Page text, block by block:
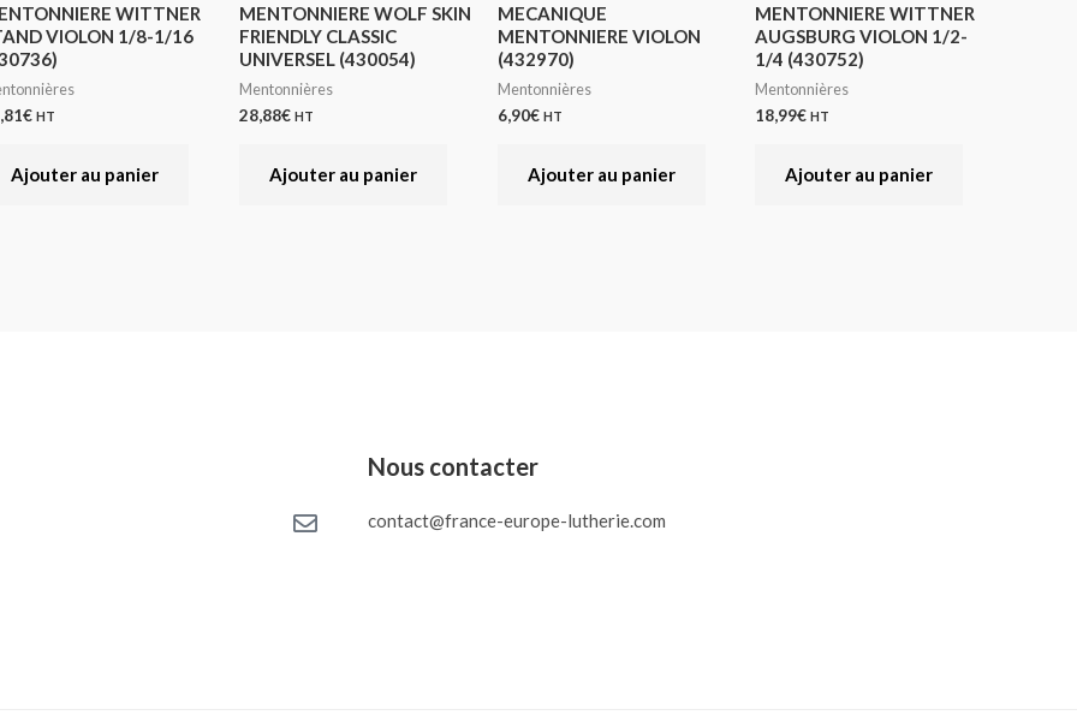
WITTNER
VIOLON 1/8-1/16
€ HT
Ajouter au panier
MENTONNIERE WOLF SKIN
FRIENDLY CLASSIC
UNIVERSEL (430054)
Mentonnières
28,88€ HT
Ajouter au panier
MECANIQUE
MENTONNIERE VIOLON
(432970)
Mentonnières
6,90€ HT
Ajouter au panier
MENTONNIERE WITTNER
AUGSBURG VIOLON 1/2-
1/4 (430752)
Mentonnières
18,99€ HT
Ajouter au panier
Nous contacter
contact@france-europe-lutherie.com